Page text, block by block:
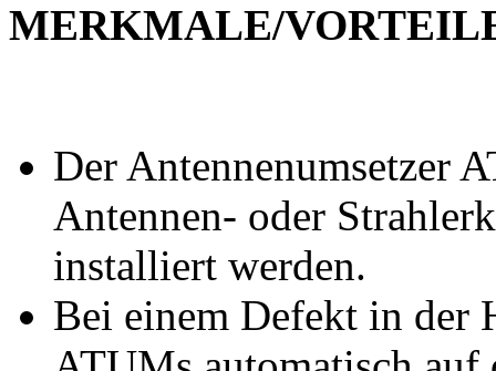
MERKMALE/
Der Antennenumsetzer
Antennen- oder
installiert werden.
Bei einem Defekt in der